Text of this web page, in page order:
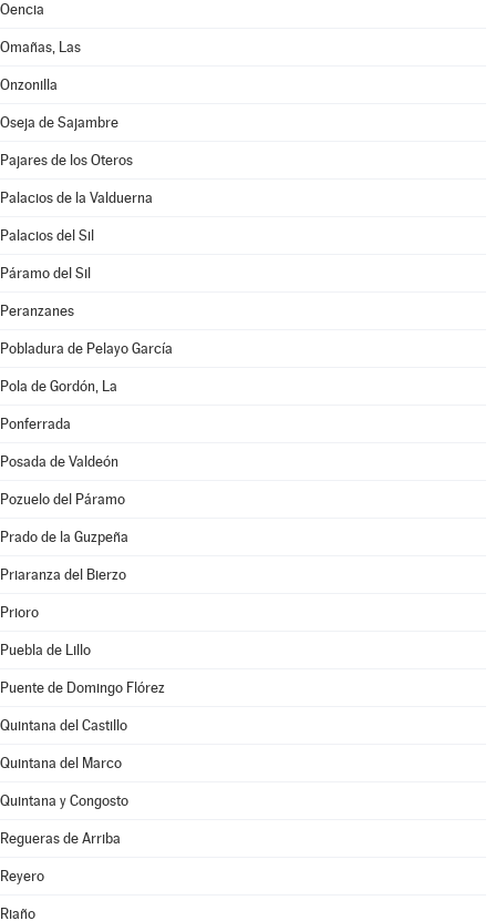
Oencia
Omañas, Las
Onzonilla
Oseja de Sajambre
Pajares de los Oteros
Palacios de la Valduerna
Palacios del Sil
Páramo del Sil
Peranzanes
Pobladura de Pelayo García
Pola de Gordón, La
Ponferrada
Posada de Valdeón
Pozuelo del Páramo
Prado de la Guzpeña
Priaranza del Bierzo
Prioro
Puebla de Lillo
Puente de Domingo Flórez
Quintana del Castillo
Quintana del Marco
Quintana y Congosto
Regueras de Arriba
Reyero
Riaño